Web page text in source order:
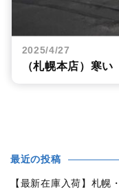
2025/4/27
（札幌本店）寒い
最近の投稿